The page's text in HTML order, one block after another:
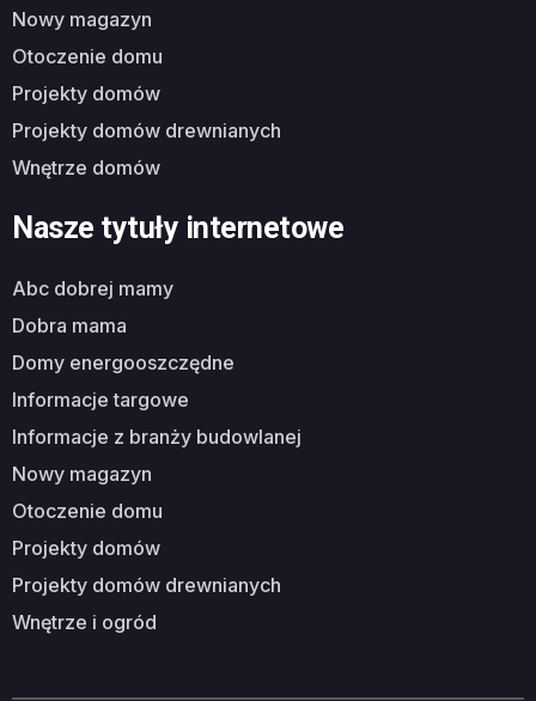
nowy magazyn
otoczenie domu
projekty domów
projekty domów drewnianych
wnętrze domów
Nasze tytuły internetowe
abc dobrej mamy
dobra mama
domy energooszczędne
informacje targowe
informacje z branży budowlanej
nowy magazyn
otoczenie domu
projekty domów
projekty domów drewnianych
wnętrze i ogród